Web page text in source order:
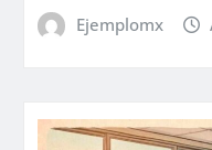
Ejemplomx